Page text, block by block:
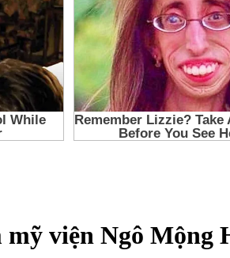
viện Ngô Mộng